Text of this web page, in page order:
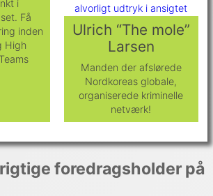
i
Få
inden
High
Ulrich “The mole”
Larsen
Manden der afslørede
Nordkoreas globale,
organiserede kriminelle
netværk!
foredragsholder på